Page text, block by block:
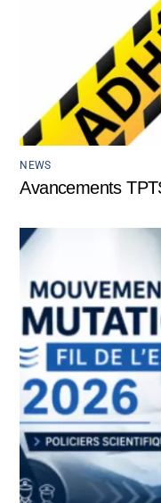
NEWS
Avancements